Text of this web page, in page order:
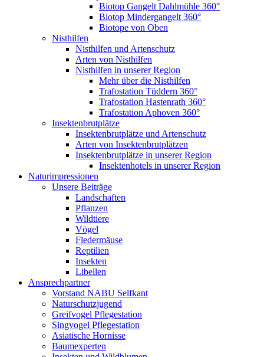
Biotop Gangelt Dahlmühle 360°
Biotop Mindergangelt 360°
Biotope von Oben
Nisthilfen
Nisthilfen und Artenschutz
Arten von Nisthilfen
Nisthilfen in unserer Region
Mehr über die Nisthilfen
Trafostation Tüddern 360°
Trafostation Hastenrath 360°
Trafostation Aphoven 360°
Insektenbrutplätze
Insektenbrutplätze und Artenschutz
Arten von Insektenbrutplätzen
Insektenbrutplätze in unserer Region
Insektenhotels in unserer Region
Naturimpressionen
Unsere Beiträge
Landschaften
Pflanzen
Wildtiere
Vögel
Fledermäuse
Reptilien
Insekten
Libellen
Ansprechpartner
Vorstand NABU Selfkant
Naturschutzjugend
Greifvogel Pflegestation
Singvogel Pflegestation
Asiatische Hornisse
Baumexperten